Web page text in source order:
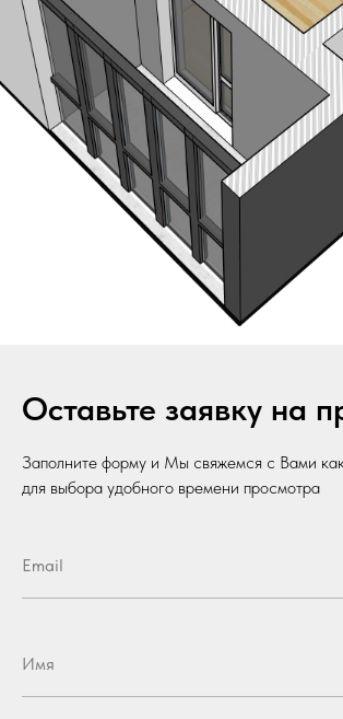
Оставьте заявку на
Заполните форму и Мы свяжемся с Вами
для выбора удобного времени просмотра